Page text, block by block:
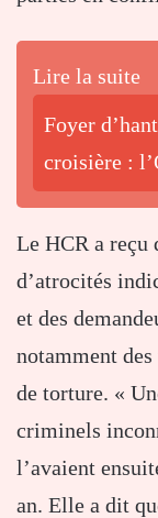
Lire la suite
Foyer
croisière :
Le HCR a reçu
d’atrocités
et des
notamment
de torture. «
criminels
l’avaient
an. Elle a dit